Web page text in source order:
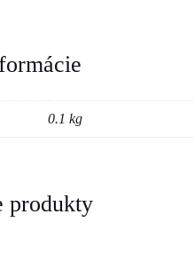
0.1 kg
produkty